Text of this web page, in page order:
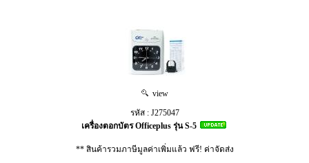
view
รหัส : J275047
เครื่องตอกบัตร Officeplus รุ่น S-5
** สินค้ารวมภาษีมูลค่าเพิ่มแล้ว ฟรี! ค่าจัดส่ง